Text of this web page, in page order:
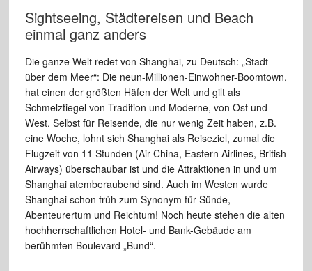
Sightseeing, Städtereisen und Beach
einmal ganz anders
Die ganze Welt redet von Shanghai, zu Deutsch: „Stadt
über dem Meer“: Die neun-Millionen-Einwohner-Boomtown,
hat einen der größten Häfen der Welt und gilt als
Schmelztiegel von Tradition und Moderne, von Ost und
West. Selbst für Reisende, die nur wenig Zeit haben, z.B.
eine Woche, lohnt sich Shanghai als Reiseziel, zumal die
Flugzeit von 11 Stunden (Air China, Eastern Airlines, British
Airways) überschaubar ist und die Attraktionen in und um
Shanghai atemberaubend sind. Auch im Westen wurde
Shanghai schon früh zum Synonym für Sünde,
Abenteurertum und Reichtum! Noch heute stehen die alten
hochherrschaftlichen Hotel- und Bank-Gebäude am
berühmten Boulevard „Bund“.